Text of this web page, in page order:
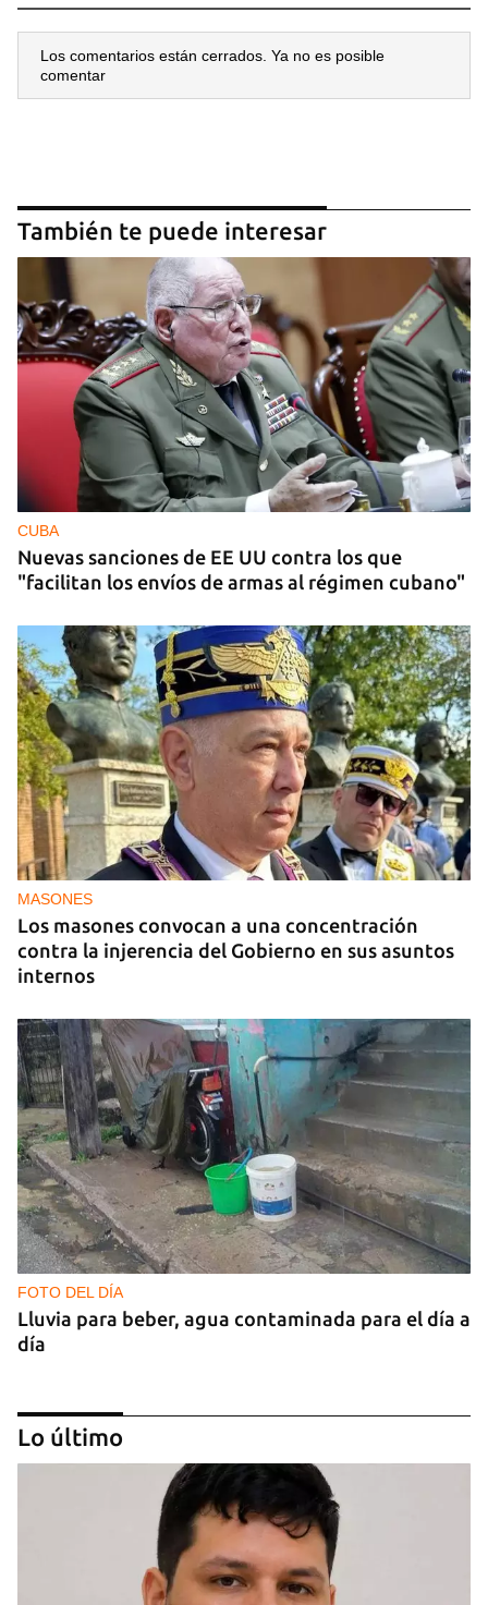
Los comentarios están cerrados. Ya no es posible
comentar
También te puede interesar
CUBA
Nuevas sanciones de EE UU contra los que
"facilitan los envíos de armas al régimen cubano"
MASONES
Los masones convocan a una concentración
contra la injerencia del Gobierno en sus asuntos
internos
FOTO DEL DÍA
Lluvia para beber, agua contaminada para el día a
día
Lo último